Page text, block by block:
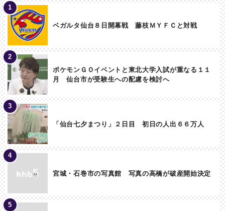
ベガルタ仙台８日開幕戦 藤枝ＭＹＦＣと対戦
ポケモンＧＯイベントと東北大学入試が重なる１１
月 仙台市が受験生への配慮を検討へ
「仙台七夕まつり」２日目 初日の人出６６万人
宮城・石巻市の写真館 写真の高橋が破産開始決定